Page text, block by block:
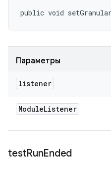
public void
Параметры
listener
ModuleListener
testRunEnded